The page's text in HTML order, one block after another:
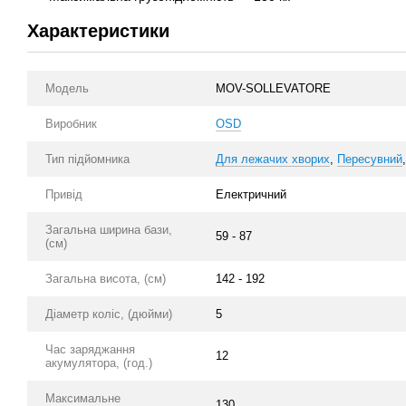
Характеристики
Модель MOV-SOLLEVATORE
Виробник OSD
Тип підйомника Для лежачих хворих Пересувний
Привід Електричний
Загальна ширина бази,
(см)
59 - 87
Загальна висота, (см) 142 - 192
Діаметр коліс, (дюйми) 5
Час заряджання
акумулятора, (год.)
12
Максимальне